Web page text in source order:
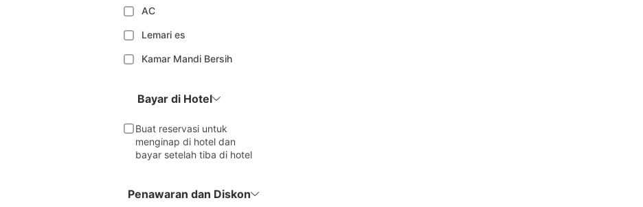
AC
Lemari es
Kamar Mandi Bersih
Bayar di Hotel
Buat reservasi untuk
menginap di hotel dan
bayar setelah tiba di hotel
Penawaran dan Diskon